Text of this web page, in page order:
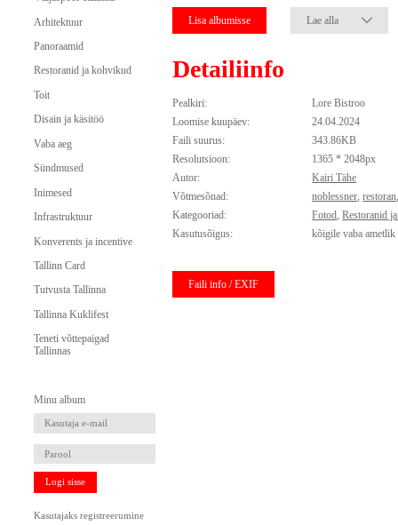
Arhitektuur
Panoraamid
Restoranid ja kohvikud
Toit
Disain ja käsitöö
Vaba aeg
Sündmused
Inimesed
Infrastruktuur
Konverents ja incentive
Tallinn Card
Tutvusta Tallinna
Tallinna Kuklifest
Teneti võttepaigad
Tallinnas
Minu album
Logi sisse
Kasutajaks registreerumine
Lisa albumisse Lae alla
Detailiinfo
Pealkiri:
Lore Bistroo
Loomise kuupäev:
24.04.2024
Faili suurus:
343.86KB
Resolutsioon:
1365 * 2048px
Autor:
Kairi Tähe
Võtmesõnad:
noblessner,restoran
Kategooriad:
Fotod,Restoranid
Kasutusõigus:
kõigile vaba
Faili info / EXIF